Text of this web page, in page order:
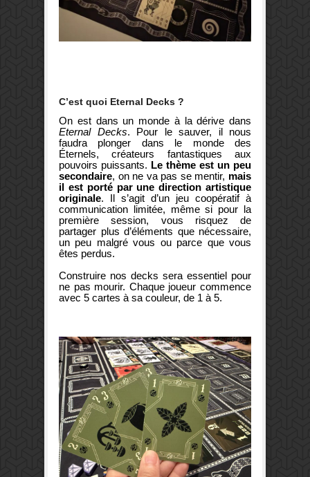
C’est quoi Eternal Decks ?
On est dans un monde à la dérive dans
Eternal Decks. Pour le sauver, il nous
faudra plonger dans le monde des
Éternels, créateurs fantastiques aux
pouvoirs puissants. Le thème est un peu
secondaire, on ne va pas se mentir, mais
il est porté par une direction artistique
originale. Il s’agit d’un jeu coopératif à
communication limitée, même si pour la
première session, vous risquez de
partager plus d’éléments que nécessaire,
un peu malgré vous ou parce que vous
êtes perdus.
Construire nos decks sera essentiel pour
ne pas mourir. Chaque joueur commence
avec 5 cartes à sa couleur, de 1 à 5.